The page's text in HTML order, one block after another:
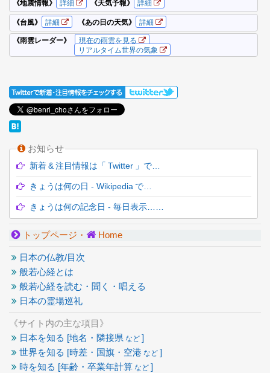
お知らせ
新着 & 注目情報は「 Twitter 」で…
きょうは何の日 - Wikipedia で…
きょうは何の記念日 - 毎日表示……
トップページ・ Home
日本の仏教/目次
般若心経とは
般若心経を読む・聞く・唱える
日本の霊場巡礼
《サイト内の主な項目》
日本を知る [地名・隣接県 など ]
世界を知る [時差・国旗・空港 など ]
時を知る [年齢・卒業年計算 など ]